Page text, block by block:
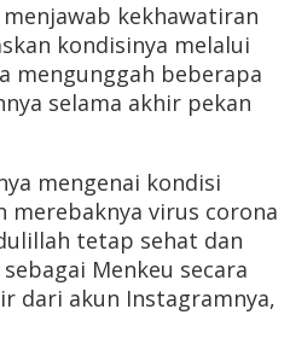
kekhawatiran
kondisinya melalui
mengunggah beberapa
selama akhir pekan
mengenai kondisi
merebaknya virus corona
tetap sehat dan
Menkeu secara
dari akun Instagramnya,